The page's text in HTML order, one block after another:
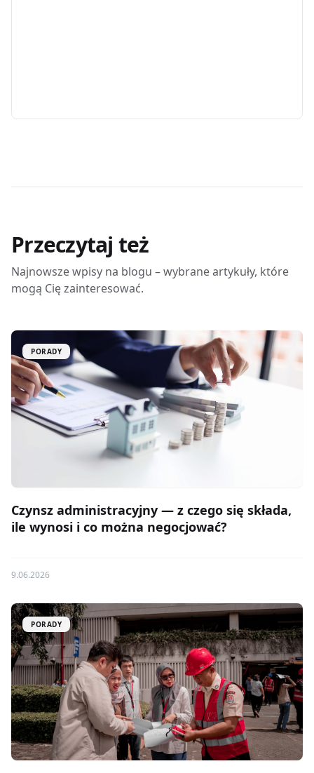
Przeczytaj też
Najnowsze wpisy na blogu – wybrane artykuły, które
mogą Cię zainteresować.
PORADY
Czynsz administracyjny — z czego się składa,
ile wynosi i co można negocjować?
9.06.2026
PORADY